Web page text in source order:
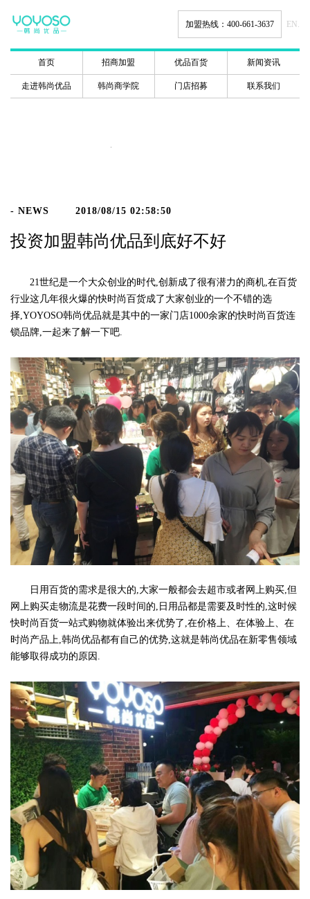
加盟热线：400-661-3637 EN.
首页 招商加盟 优品百货 新闻资讯
走进韩尚优品 韩尚商学院 门店招募 联系我们
- NEWS 2018/08/15 02:58:50
投资加盟韩尚优品到底好不好
21世纪是一个大众创业的时代,创新成了很有潜力的商机,在百货
行业这几年很火爆的快时尚百货成了大家创业的一个不错的选
择,YOYOSO韩尚优品就是其中的一家门店1000余家的快时尚百货连
锁品牌,一起来了解一下吧.
日用百货的需求是很大的,大家一般都会去超市或者网上购买,但
网上购买走物流是花费一段时间的,日用品都是需要及时性的,这时候
快时尚百货一站式购物就体验出来优势了,在价格上、在体验上、在
时尚产品上,韩尚优品都有自己的优势,这就是韩尚优品在新零售领域
能够取得成功的原因.